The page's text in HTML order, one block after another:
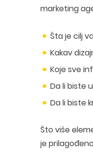
marketing
Šta je cilj
Kakav
Koje sve
Da li biste
Da li biste
Što više
je